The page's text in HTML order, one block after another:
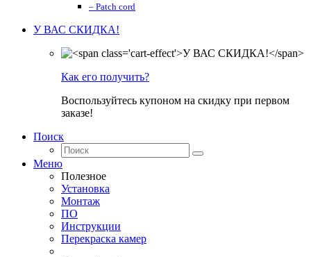
– Patch cord
У ВАС СКИДКА!
Как его получить?
Воспользуйтесь купоном на скидку при первом
заказе!
Поиск
Меню
Полезное
Установка
Монтаж
ПО
Инструкции
Перекраска камер